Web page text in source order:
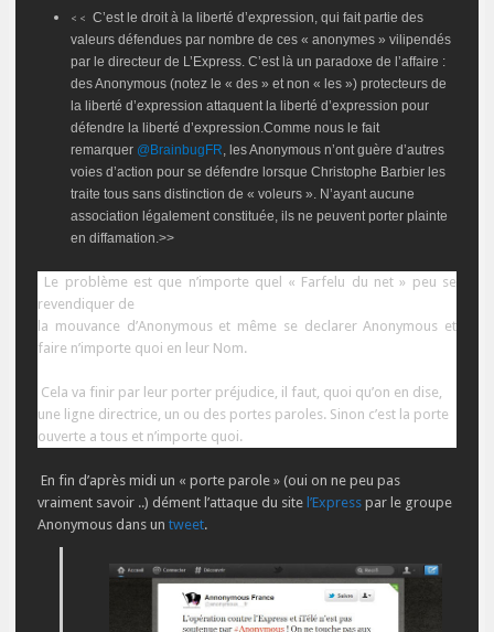
<< C’est le droit à la liberté d’expression, qui fait partie des
valeurs défendues par nombre de ces « anonymes » vilipendés
par le directeur de L’Express. C’est là un paradoxe de l’affaire :
des Anonymous (notez le « des » et non « les ») protecteurs de
la liberté d’expression attaquent la liberté d’expression pour
défendre la liberté d’expression.Comme nous le fait
remarquer @BrainbugFR, les Anonymous n’ont guère d’autres
voies d’action pour se défendre lorsque Christophe Barbier les
traite tous sans distinction de « voleurs ». N’ayant aucune
association légalement constituée, ils ne peuvent porter plainte
en diffamation.>>
Le problème est que n’importe quel « Farfelu du net » peu se
revendiquer de
la mouvance d’Anonymous et même se declarer Anonymous et
faire n’importe quoi en leur Nom.
Cela va finir par leur porter préjudice , il faut, quoi qu’on en dise,
une ligne directrice, un ou des portes paroles. Sinon c’est la porte
ouverte a tous et n’importe quoi.
En fin d’après midi un « porte parole » (oui on ne peu pas
vraiment savoir ..) dément l’attaque du site l’Express par le groupe
Anonymous dans un tweet.